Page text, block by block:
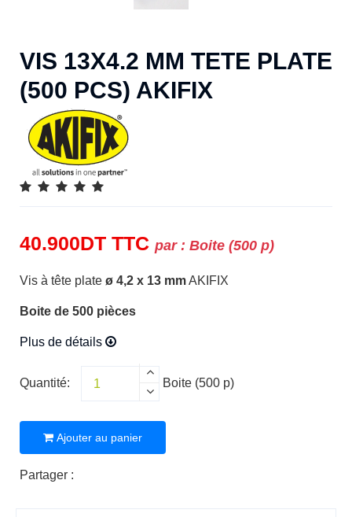
VIS 13X4.2 MM TETE PLATE
(500 PCS) AKIFIX
40.900DT TTC par : Boite (500 p)
Vis à tête plate ø 4,2 x 13 mmAKIFIX
Boite de 500 pièces
Plus de détails
Quantité: Boite (500 p)
Ajouter au panier
Partager :